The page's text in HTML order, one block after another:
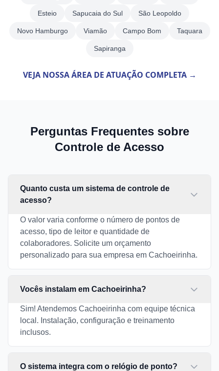
Esteio Sapucaia do Sul São Leopoldo
Novo Hamburgo Viamão Campo Bom Taquara
Sapiranga
VEJA NOSSA ÁREA DE ATUAÇÃO COMPLETA →
Perguntas Frequentes sobre
Controle de Acesso
Quanto custa um sistema de controle de
acesso?
O valor varia conforme o número de pontos de
acesso, tipo de leitor e quantidade de
colaboradores. Solicite um orçamento
personalizado para sua empresa em Cachoeirinha.
Vocês instalam em Cachoeirinha?
Sim! Atendemos Cachoeirinha com equipe técnica
local. Instalação, configuração e treinamento
inclusos.
O sistema integra com o relógio de ponto?